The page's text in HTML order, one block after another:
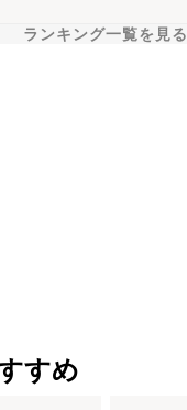
ランキング一覧を見る
すめ